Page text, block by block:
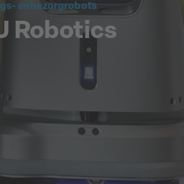
en bezorgrobots
Robotics